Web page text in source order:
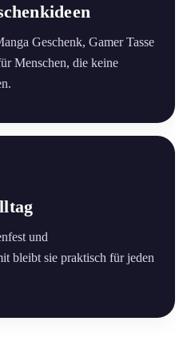
Geschenk, Gamer Tasse
Menschen, die keine
und
bleibt sie praktisch für jeden